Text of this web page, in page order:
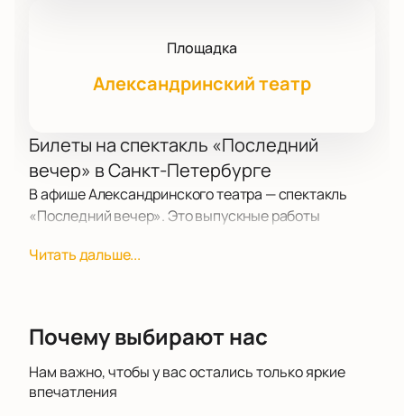
Площадка
Александринский театр
Билеты на спектакль «Последний
вечер» в Санкт-Петербурге
В афише Александринского театра — спектакль
«Последний вечер». Это выпускные работы
танца» консерватории имени Н. А. Римского-
темы современной драмы и искусства. Купить
билеты на спектакль «Последний вечер» можно
для посещения события в здании на площади
Островского, 6.
Читать дальше...
Почему выбирают нас
Нам важно, чтобы у вас остались только яркие
впечатления